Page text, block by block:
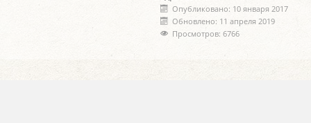
Опубликовано: 10 января 2017
Обновлено: 11 апреля 2019
Просмотров: 6766